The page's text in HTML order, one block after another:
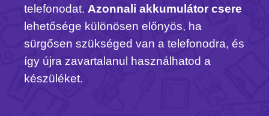
telefonodat. Azonnali akkumulátor csere
lehetősége különösen előnyös, ha
sürgősen szükséged van a telefonodra, és
így újra zavartalanul használhatod a
készüléket.